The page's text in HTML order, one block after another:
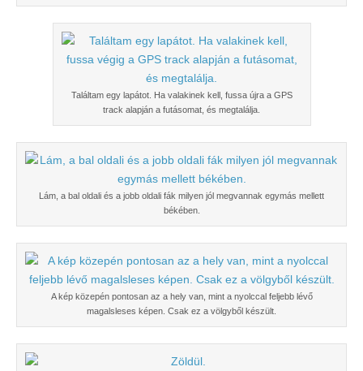
Találtam egy lapátot. Ha valakinek kell, fussa újra a GPS
track alapján a futásomat, és megtalálja.
Lám, a bal oldali és a jobb oldali fák milyen jól megvannak egymás mellett
békében.
A kép közepén pontosan az a hely van, mint a nyolccal feljebb lévő
magalsleses képen. Csak ez a völgyből készült.